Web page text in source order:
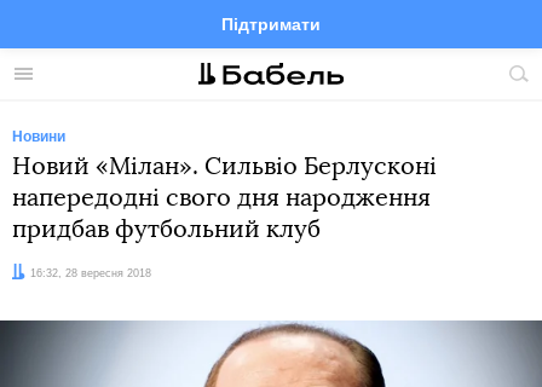
Меню
Підтримати
FacebookTelegramTwitter
Новини
Новий «Мілан». Сильвіо Берлусконі
напередодні свого дня народження
придбав футбольний клуб
Дата:16:32, 28 вересня 2018